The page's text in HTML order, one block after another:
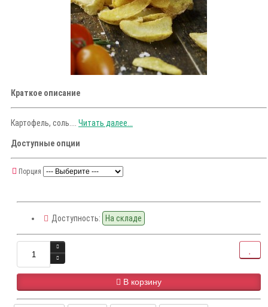
Краткое описание
Картофель, соль.... Читать далее...
Доступные опции
Порция
Доступность: На складе
В корзину